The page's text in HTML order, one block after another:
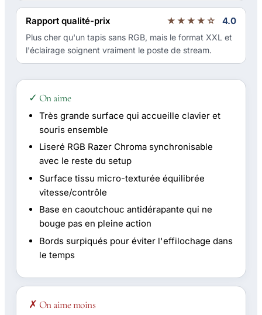
Rapport qualité-prix ★★★★☆ 4.0
Plus cher qu'un tapis sans RGB, mais le format XXL et
l'éclairage soignent vraiment le poste de stream.
✓ On aime
Très grande surface qui accueille clavier et
souris ensemble
Liseré RGB Razer Chroma synchronisable
avec le reste du setup
Surface tissu micro-texturée équilibrée
vitesse/contrôle
Base en caoutchouc antidérapante qui ne
bouge pas en pleine action
Bords surpiqués pour éviter l'effilochage dans
le temps
✗ On aime moins